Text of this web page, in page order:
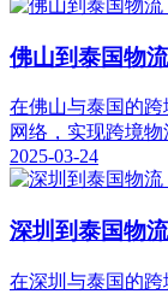
佛山到泰国物
在佛山与泰国的
网络，实现跨境
2025-03-24
深圳到泰国物
在深圳与泰国的